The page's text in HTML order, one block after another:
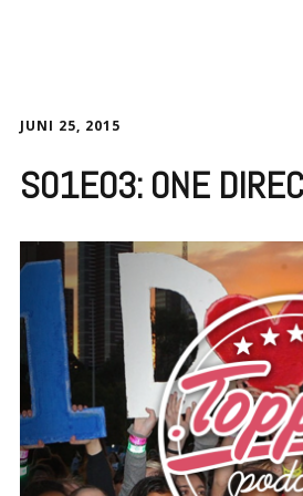
JUNI 25, 2015
S01E03: ONE